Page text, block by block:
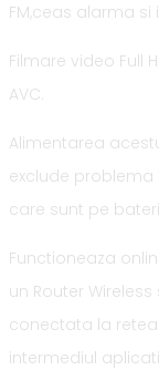
FM,ceas alarma si
Filmare video Full
AVC.
Alimentarea
exclude
care sunt pe
Functioneaza
un Router
conectata la
intermediul